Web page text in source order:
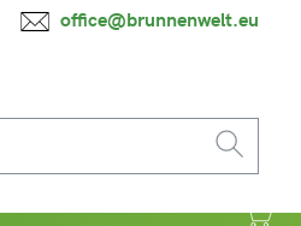
office@brunnenwelt.eu